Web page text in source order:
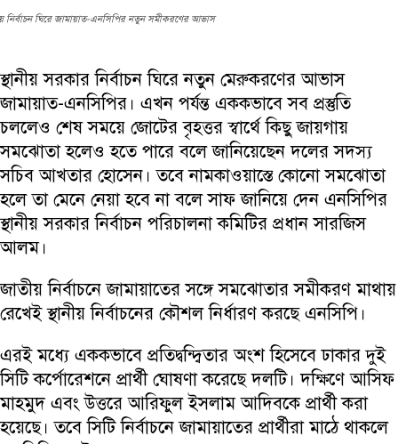
নির্বাচন ঘিরে জামায়াত-এনসিপির নতুন সমীকরণের আভাস
স্থানীয় সরকার নির্বাচন ঘিরে নতুন মেরুকরণের আভাস
জামায়াত-এনসিপির। এখন পর্যন্ত এককভাবে সব প্রস্তুতি
চললেও শেষ সময়ে জোটের বৃহত্তর স্বার্থে কিছু জায়গায়
সমঝোতা হলেও হতে পারে বলে জানিয়েছেন দলের সদস্য
সচিব আখতার হোসেন। তবে নামকাওয়াস্তে কোনো সমঝোতা
হলে তা মেনে নেয়া হবে না বলে সাফ জানিয়ে দেন এনসিপির
স্থানীয় সরকার নির্বাচন পরিচালনা কমিটির প্রধান সারজিস
আলম।
জাতীয় নির্বাচনে জামায়াতের সঙ্গে সমঝোতার সমীকরণ মাথায়
রেখেই স্থানীয় নির্বাচনের কৌশল নির্ধারণ করছে এনসিপি।
এরই মধ্যে এককভাবে প্রতিদ্বন্দ্বিতার অংশ হিসেবে ঢাকার দুই
সিটি কর্পোরেশনে প্রার্থী ঘোষণা করেছে দলটি। দক্ষিণে আসিফ
মাহমুদ এবং উত্তরে আরিফুল ইসলাম আদিবকে প্রার্থী করা
হয়েছে। তবে সিটি নির্বাচনে জামায়াতের প্রার্থীরা মাঠে থাকলে